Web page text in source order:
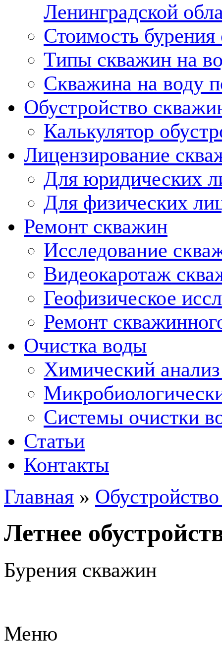
Ленинградской
Стоимость
Типы скважин на
Скважина на воду
Обустройство
Калькулятор
Лицензирование
Для юридических
Для физических
Ремонт скважин
Исследование
Видеокаротаж
Геофизическое
Ремонт
Очистка воды
Химический
Системы очистки
Статьи
Контакты
Главная »
Летнее
Бурения скважин
Меню